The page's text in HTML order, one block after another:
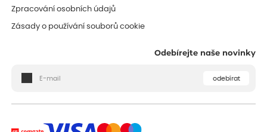
Zpracování osobních údajů
Zásady o používání souborů cookie
Odebírejte naše novinky
odebírat